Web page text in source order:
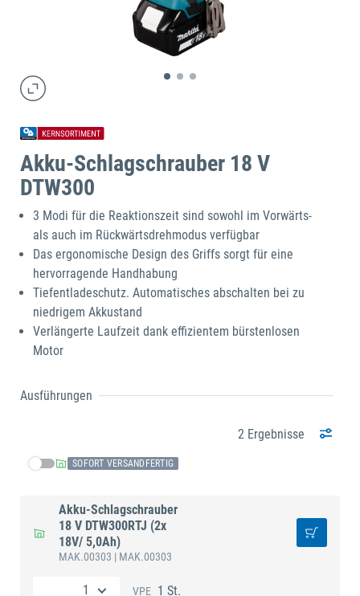
Akku-Schlagschrauber 18 V
DTW300
3 Modi für die Reaktionszeit sind sowohl im Vorwärts-
als auch im Rückwärtsdrehmodus verfügbar
Das ergonomische Design des Griffs sorgt für eine
hervorragende Handhabung
Tiefentladeschutz. Automatisches abschalten bei zu
niedrigem Akkustand
Verlängerte Laufzeit dank effizientem bürstenlosen
Motor
Ausführungen
2 Ergebnisse
SOFORT VERSANDFERTIG
Akku-Schlagschrauber
18 V DTW300RTJ (2x
18V/ 5,0Ah)
MAK.00303 | MAK.00303
VPE 1 St.